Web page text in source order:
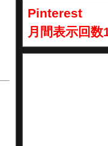
Pinterest
月間表示回